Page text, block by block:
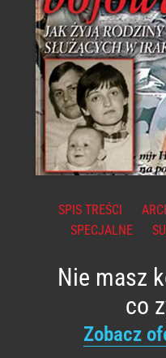
SPIS TREŚCI
SPECJALNE
Nie masz
co
Zobacz